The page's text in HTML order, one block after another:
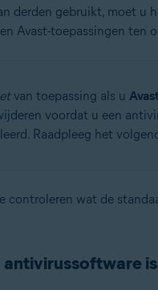
/ Education – 32-/64-bits
/ Professional /
derden gebruikt, moet
Avast-toepassingen
van toepassing als u
voordat u een
Raadpleeg het
wat de
is